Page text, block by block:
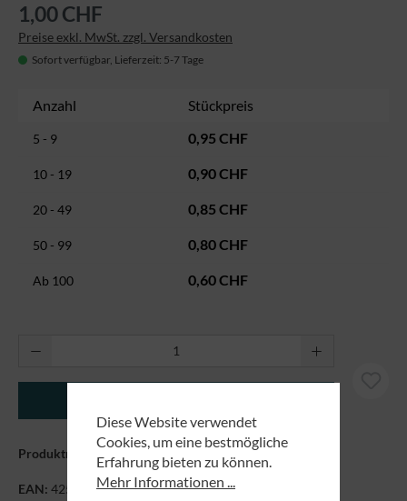
1,00 CHF
Preise exkl. MwSt. zzgl. Versandkosten
Sofort verfügbar, Lieferzeit: 5-7 Tage
Anzahl Stückpreis
5 - 9 0,95 CHF
10 - 19 0,90 CHF
20 - 49 0,85 CHF
50 - 99 0,80 CHF
Ab 100 0,60 CHF
Produkt Anzahl: Gib den gewünschten
Produktnummer: 5198
EAN: 4250479834453
Diese Website verwendet
Cookies, um eine bestmögliche
Erfahrung bieten zu können.
Mehr Informationen ...